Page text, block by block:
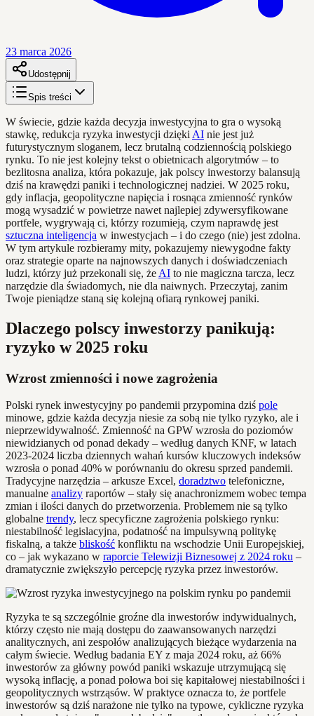
23 marca 2026
Udostępnij
Spis treści
W świecie, gdzie każda decyzja inwestycyjna to gra o wysoką
stawkę, redukcja ryzyka inwestycji dzięki AI nie jest już
futurystycznym sloganem, lecz brutalną codziennością polskiego
rynku. To nie jest kolejny tekst o obietnicach algorytmów – to
bezlitosna analiza, która pokazuje, jak polscy inwestorzy balansują
dziś na krawędzi paniki i technologicznej nadziei. W 2025 roku,
gdy inflacja, geopolityczne napięcia i rosnąca zmienność rynków
mogą wysadzić w powietrze nawet najlepiej zdywersyfikowane
portfele, wygrywają ci, którzy rozumieją, czym naprawdę jest
sztuczna inteligencja w inwestycjach – i do czego (nie) jest zdolna.
W tym artykule rozbieramy mity, pokazujemy niewygodne fakty
oraz strategie oparte na najnowszych danych i doświadczeniach
ludzi, którzy już przekonali się, że AI to nie magiczna tarcza, lecz
narzędzie dla świadomych, nie dla naiwnych. Przeczytaj, zanim
Twoje pieniądze staną się kolejną ofiarą rynkowej paniki.
Dlaczego polscy inwestorzy panikują:
ryzyko w 2025 roku
Wzrost zmienności i nowe zagrożenia
Polski rynek inwestycyjny po pandemii przypomina dziś pole
minowe, gdzie każda decyzja niesie za sobą nie tylko ryzyko, ale i
nieprzewidywalność. Zmienność na GPW wzrosła do poziomów
niewidzianych od ponad dekady – według danych KNF, w latach
2023-2024 liczba dziennych wahań kursów kluczowych indeksów
wzrosła o ponad 40% w porównaniu do okresu sprzed pandemii.
Tradycyjne narzędzia – arkusze Excel, doradztwo telefoniczne,
manualne analizy raportów – stały się anachronizmem wobec tempa
zmian i ilości danych do przetworzenia. Problemem nie są tylko
globalne trendy, lecz specyficzne zagrożenia polskiego rynku:
niestabilność legislacyjna, podatność na impulsywną politykę
fiskalną, a także bliskość konfliktu na wschodzie Unii Europejskiej,
co – jak wykazano w raporcie Telewizji Biznesowej z 2024 roku –
dramatycznie zwiększyło percepcję ryzyka przez inwestorów.
Ryzyka te są szczególnie groźne dla inwestorów indywidualnych,
którzy często nie mają dostępu do zaawansowanych narzędzi
analitycznych, ani zespołów analizujących bieżące wydarzenia na
całym świecie. Według badania EY z maja 2024 roku, aż 66%
inwestorów za główny powód paniki wskazuje utrzymującą się
wysoką inflację, a ponad połowa boi się kapitałowej niestabilności i
geopolitycznych wstrząsów. W praktyce oznacza to, że portfele
inwestorów są dziś narażone nie tylko na typowe, cykliczne ryzyka